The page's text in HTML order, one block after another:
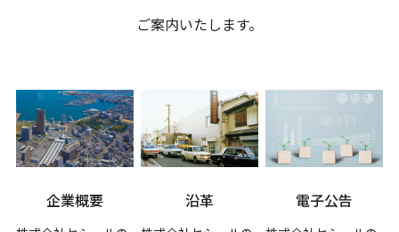
ご案内いたします。
企業概要 沿革 電子公告